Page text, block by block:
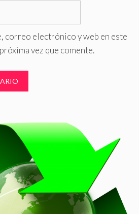
correo electrónico y web en este
vez que comente.